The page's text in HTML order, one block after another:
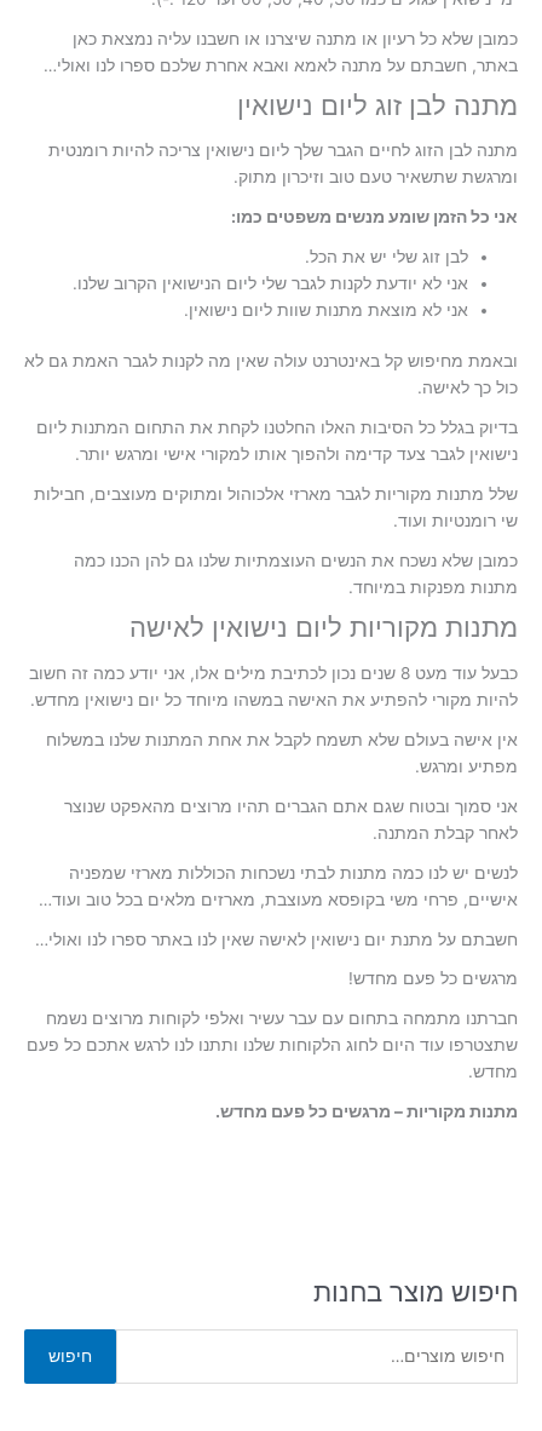
חיפוש מוצר בחנות
חיפוש
כמובן שלא כל רעיון או מתנה שיצרנו או חשבנו עליה נמצאת כאן
באתר, חשבתם על מתנה לאמא ואבא אחרת שלכם ספרו לנו ואולי…
מתנה לבן זוג ליום נישואין
מתנה לבן הזוג לחיים הגבר שלך ליום נישואין צריכה להיות רומנטית
ומרגשת שתשאיר טעם טוב וזיכרון מתוק.
אני כל הזמן שומע מנשים משפטים כמו:
לבן זוג שלי יש את הכל.
אני לא יודעת לקנות לגבר שלי ליום הנישואין הקרוב שלנו.
אני לא מוצאת מתנות שוות ליום נישואין.
ובאמת מחיפוש קל באינטרנט עולה שאין מה לקנות לגבר האמת גם לא
כול כך לאישה.
בדיוק בגלל כל הסיבות האלו החלטנו לקחת את התחום המתנות ליום
נישואין לגבר צעד קדימה ולהפוך אותו למקורי אישי ומרגש יותר.
שלל מתנות מקוריות לגבר מארזי אלכוהול ומתוקים מעוצבים, חבילות
שי רומנטיות ועוד.
כמובן שלא נשכח את הנשים העוצמתיות שלנו גם להן הכנו כמה
מתנות מפנקות במיוחד.
מתנות מקוריות ליום נישואין לאישה
כבעל עוד מעט 8 שנים נכון לכתיבת מילים אלו, אני יודע כמה זה חשוב
להיות מקורי להפתיע את האישה במשהו מיוחד כל יום נישואין מחדש.
אין אישה בעולם שלא תשמח לקבל את אחת המתנות שלנו במשלוח
מפתיע ומרגש.
אני סמוך ובטוח שגם אתם הגברים תהיו מרוצים מהאפקט שנוצר
לאחר קבלת המתנה.
לנשים יש לנו כמה מתנות לבתי נשכחות הכוללות מארזי שמפניה
אישיים, פרחי משי בקופסא מעוצבת, מארזים מלאים בכל טוב ועוד…
חשבתם על מתנת יום נישואין לאישה שאין לנו באתר ספרו לנו ואולי…
מרגשים כל פעם מחדש!
חברתנו מתמחה בתחום עם עבר עשיר ואלפי לקוחות מרוצים נשמח
שתצטרפו עוד היום לחוג הלקוחות שלנו ותתנו לנו לרגש אתכם כל פעם
מחדש.
מתנות מקוריות – מרגשים כל פעם מחדש.